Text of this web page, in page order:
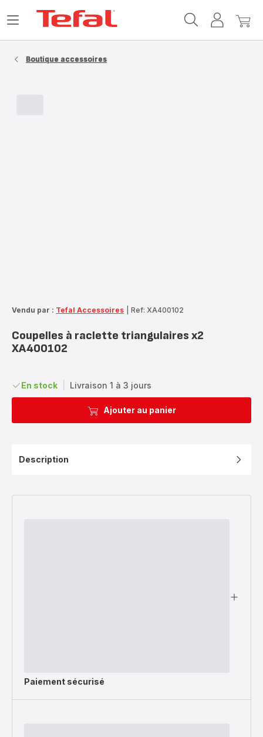
MonMon
Ouvrir
Boutique accessoires
Vendu par : Tefal Accessoires Ref: XA400102
Coupelles à raclette triangulaires x2
XA400102
En stock Livraison 1 à 3 jours
Ajouter au panier
Description
Paiement sécurisé